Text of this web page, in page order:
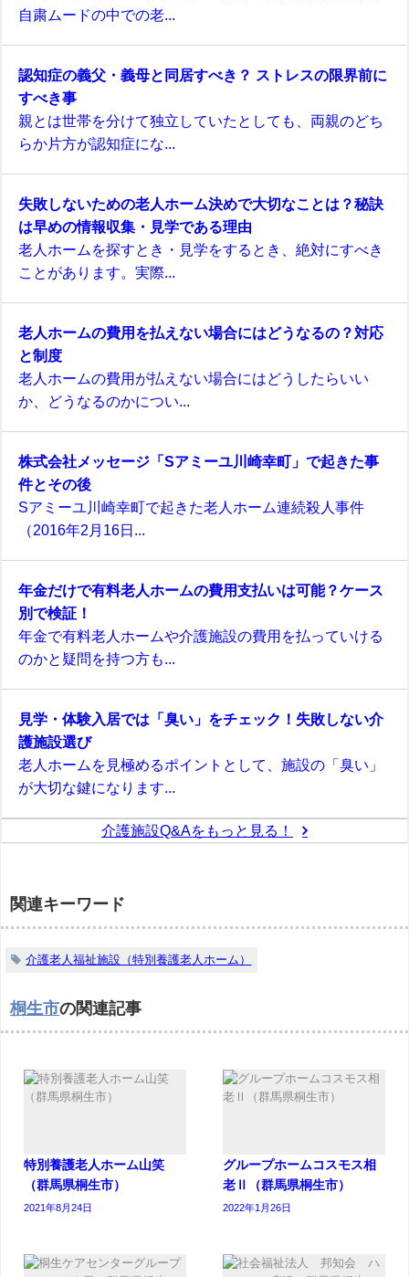
自粛ムードの中での老...
認知症の義父・義母と同居すべき？ ストレスの限界前に
すべき事
親とは世帯を分けて独立していたとしても、両親のどち
らか片方が認知症にな...
失敗しないための老人ホーム決めで大切なことは？秘訣
は早めの情報収集・見学である理由
老人ホームを探すとき・見学をするとき、絶対にすべき
ことがあります。実際...
老人ホームの費用を払えない場合にはどうなるの？対応
と制度
老人ホームの費用が払えない場合にはどうしたらいい
か、どうなるのかについ...
株式会社メッセージ「Sアミーユ川崎幸町」で起きた事
件とその後
Sアミーユ川崎幸町で起きた老人ホーム連続殺人事件
（2016年2月16日...
年金だけで有料老人ホームの費用支払いは可能？ケース
別で検証！
年金で有料老人ホームや介護施設の費用を払っていける
のかと疑問を持つ方も...
見学・体験入居では「臭い」をチェック！失敗しない介
護施設選び
老人ホームを見極めるポイントとして、施設の「臭い」
が大切な鍵になります...
介護施設Q&Aをもっと見る！
関連キーワード
介護老人福祉施設（特別養護老人ホーム）
桐生市の関連記事
特別養護老人ホーム山笑
（群馬県桐生市）
2021年8月24日
グループホームコスモス相
老Ⅱ（群馬県桐生市）
2022年1月26日